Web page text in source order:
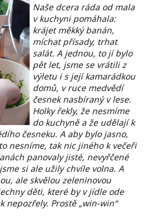
Naše dcera ráda od mala
v kuchyni pomáhala:
krájet měkký banán,
míchat přísady, trhat
salát. A jednou, to jí bylo
pět let, jsme se vrátili z
výletu i s její kamarádkou
domů, v ruce medvědí
česnek nasbíraný v lese.
Holky řekly, že nesmíme
do kuchyně a že udělají k
česneku. A aby bylo jasno,
nesníme, tak nic jiného k večeři
panovaly jisté, nevyřčené
si ale užily chvíle volna. A
ale skvělou zeleninovou
děti, které by v jídle ode
nepozřely. Prostě „win-win“